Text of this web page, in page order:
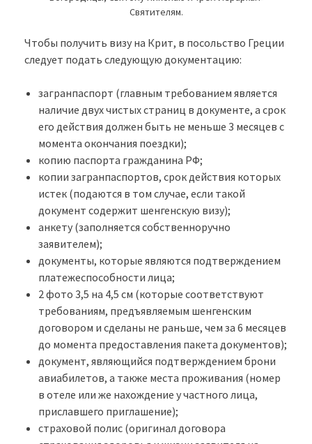
Святителям.
Чтобы получить визу на Крит, в посольство Греции
следует подать следующую документацию:
загранпаспорт (главным требованием является
наличие двух чистых страниц в документе, а срок
его действия должен быть не меньше 3 месяцев с
момента окончания поездки);
копию паспорта гражданина РФ;
копии загранпаспортов, срок действия которых
истек (подаются в том случае, если такой
документ содержит шенгенскую визу);
анкету (заполняется собственноручно
заявителем);
документы, которые являются подтверждением
платежеспособности лица;
2 фото 3,5 на 4,5 см (которые соответствуют
требованиям, предъявляемым шенгенским
договором и сделаны не раньше, чем за 6 месяцев
до момента предоставления пакета документов);
документ, являющийся подтверждением брони
авиабилетов, а также места проживания (номер
в отеле или же нахождение у частного лица,
приславшего приглашение);
страховой полис (оригинал договора